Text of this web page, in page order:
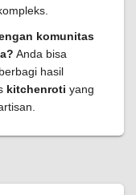
komunitas
Anda bisa
hasil
kitchenroti yang